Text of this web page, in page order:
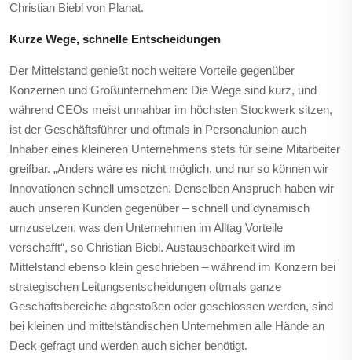
Christian Biebl von Planat.
Kurze Wege, schnelle Entscheidungen
Der Mittelstand genießt noch weitere Vorteile gegenüber
Konzernen und Großunternehmen: Die Wege sind kurz, und
während CEOs meist unnahbar im höchsten Stockwerk sitzen,
ist der Geschäftsführer und oftmals in Personalunion auch
Inhaber eines kleineren Unternehmens stets für seine Mitarbeiter
greifbar. „Anders wäre es nicht möglich, und nur so können wir
Innovationen schnell umsetzen. Denselben Anspruch haben wir
auch unseren Kunden gegenüber – schnell und dynamisch
umzusetzen, was den Unternehmen im Alltag Vorteile
verschafft“, so Christian Biebl. Austauschbarkeit wird im
Mittelstand ebenso klein geschrieben – während im Konzern bei
strategischen Leitungsentscheidungen oftmals ganze
Geschäftsbereiche abgestoßen oder geschlossen werden, sind
bei kleinen und mittelständischen Unternehmen alle Hände an
Deck gefragt und werden auch sicher benötigt.